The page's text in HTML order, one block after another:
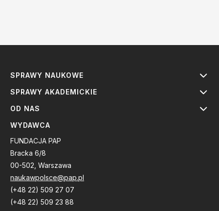
SPRAWY NAUKOWE
SPRAWY AKADEMICKIE
OD NAS
WYDAWCA
FUNDACJA PAP
Bracka 6/8
00-502, Warszawa
naukawpolsce@pap.pl
(+48 22) 509 27 07
(+48 22) 509 23 88